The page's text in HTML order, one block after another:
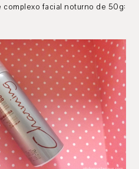
complexo facial noturno de 50g: